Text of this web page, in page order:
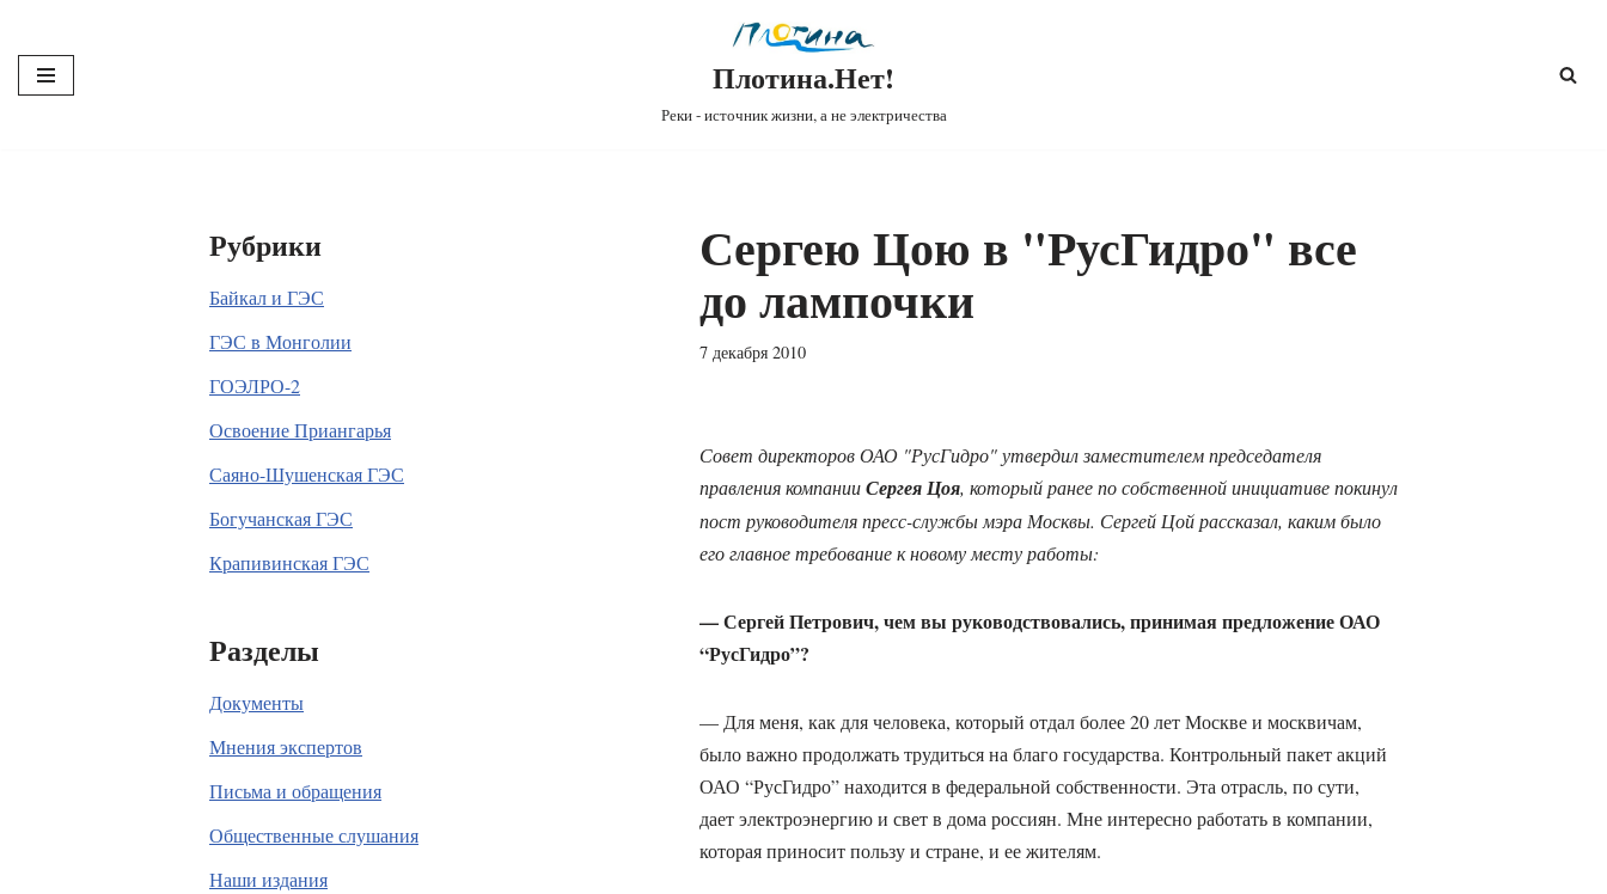
Перейти
к
Плотина.Нет!
Реки - источник жизни, а не электричества
Рубрики
Байкал и ГЭС
ГЭС в Монголии
ГОЭЛРО-2
Освоение Приангарья
Саяно-Шушенская ГЭС
Богучанская ГЭС
Крапивинская ГЭС
Разделы
Документы
Мнения экспертов
Письма и обращения
Общественные слушания
Наши издания
Сергею Цою в "РусГидро" все
до лампочки
7 декабря 2010
Совет директоров ОАО "РусГидро" утвердил заместителем председателя
правления компанииСергея Цоя, который ранее по собственной инициативе покинул
пост руководителя пресс-службы мэра Москвы. Сергей Цой рассказал, каким было
его главное требование к новому месту работы:
— Сергей Петрович, чем вы руководствовались, принимая предложение ОАО
“РусГидро”?
— Для меня, как для человека, который отдал более 20 лет Москве и москвичам,
было важно продолжать трудиться на благо государства. Контрольный пакет акций
ОАО “РусГидро” находится в федеральной собственности. Эта отрасль, по сути,
дает электроэнергию и свет в дома россиян. Мне интересно работать в компании,
которая приносит пользу и стране, и ее жителям.